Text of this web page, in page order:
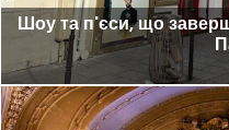
Шоу та п'єси, що